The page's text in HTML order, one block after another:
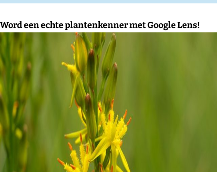
Word een echte plantenkenner met Google Lens!